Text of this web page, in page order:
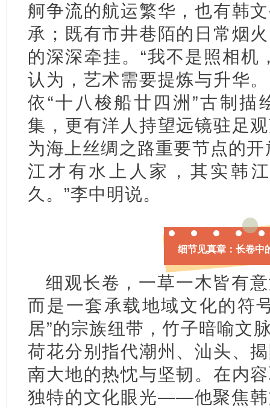
舸争流的航运繁华，也有韩
承；既有市井巷陌的日常烟
的深深牵挂。“我不是照相机
认为，艺术需要提炼与升华
依“十八梭船廿四洲”古制描
集，更有洋人持望远镜驻足
为海上丝绸之路重要节点的
江才有水上人家，其实韩
久。”李中明说。
细节见真章：长卷中
细观长卷，一草一木皆有
而是一套承载地域文化的符
居”的宗族纽带，竹子暗喻文
荷花分别指代潮州、汕头、
南大地的热忱与坚韧。在内
独特的文化眼光——他聚焦韩